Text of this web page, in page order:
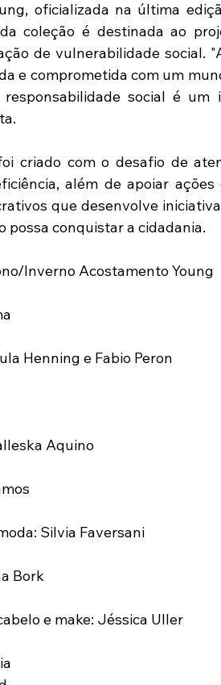
oficializada na última
coleção é destinada ao
de vulnerabilidade social.
e comprometida com um
social é um
criado com o desafio de
além de apoiar
que desenvolve
possa conquistar a cidadania.
Inverno Acostamento Young
Henning e Fabio Peron
Aquino
Silvia Faversani
Bork
e make: Jéssica Uller